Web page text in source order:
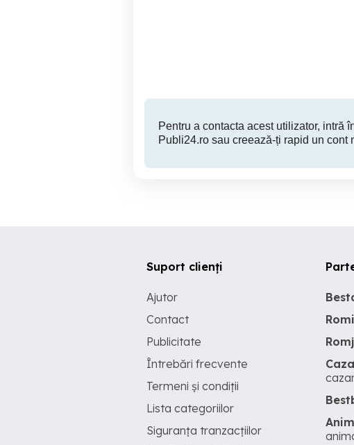
Pentru a contacta acest utilizator, intră
Publi24.ro sau creează-ți rapid un cont
Suport clienți
Ajutor
Contact
Publicitate
Întrebări frecvente
Termeni și condiții
Lista categoriilor
Siguranța tranzacțiilor